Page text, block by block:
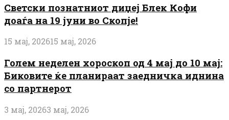
Светски познатниот диџеј Блек Кофи
доаѓа на 19 јуни во Скопје!
15 мај, 202615 мај, 2026
Голем неделен хороскоп од 4 мај до 10 мај:
Биковите ќе планираат заедничка иднина
со партнерот
3 мај, 20263 мај, 2026